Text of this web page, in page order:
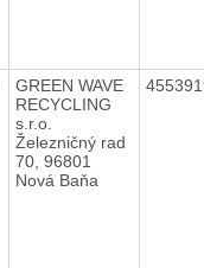
GREEN WAVE
RECYCLING
s.r.o.
Železničný rad
70, 96801
Nová Baňa